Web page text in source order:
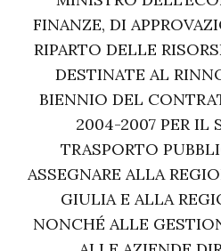
FINANZE, DI
RIPARTO DELLE
DESTINATE AL
BIENNIO DEL
2004-2007 PER IL
TRASPORTO
ASSEGNARE ALLA
GIULIA E ALLA
NONCHÉ ALLE